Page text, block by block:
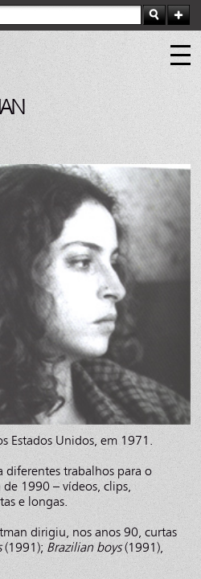
Estados Unidos, em 1971.
diferentes trabalhos para o
1990 – vídeos, clips,
e longas.
dirigiu, nos anos 90, curtas
(1991);Brazilian boys(1991),